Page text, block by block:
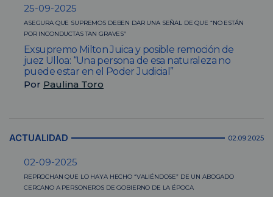
25-09-2025
ASEGURA QUE SUPREMOS DEBEN DAR UNA SEÑAL DE QUE “NO ESTÁN
POR INCONDUCTAS TAN GRAVES”
Exsupremo Milton Juica y posible remoción de
juez Ulloa: “Una persona de esa naturaleza no
puede estar en el Poder Judicial”
Por Paulina Toro
ACTUALIDAD 02.09.2025
02-09-2025
REPROCHAN QUE LO HAYA HECHO “VALIÉNDOSE” DE UN ABOGADO
CERCANO A PERSONEROS DE GOBIERNO DE LA ÉPOCA